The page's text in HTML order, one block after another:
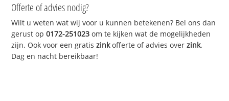
Offerte of advies nodig?
Wilt u weten wat wij voor u kunnen betekenen? Bel ons dan
gerust op0172-251023 om te kijken wat de mogelijkheden
zijn. Ook voor een gratiszinkofferte of advies overzink.
Dag en nacht bereikbaar!